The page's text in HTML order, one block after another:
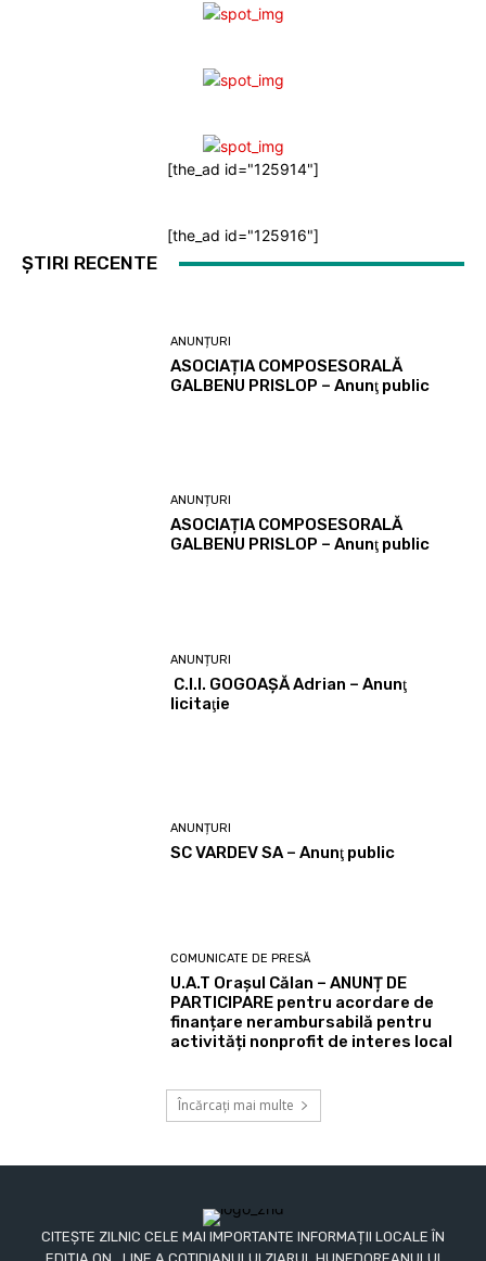
[the_ad id="125914"]
[the_ad id="125916"]
ȘTIRI RECENTE
ANUNȚURI
ASOCIAȚIA COMPOSESORALĂ
GALBENU PRISLOP – Anunţ public
ANUNȚURI
ASOCIAȚIA COMPOSESORALĂ
GALBENU PRISLOP – Anunţ public
ANUNȚURI
C.I.I. GOGOAŞĂ Adrian – Anunţ
licitaţie
ANUNȚURI
SC VARDEV SA – Anunţ public
COMUNICATE DE PRESĂ
U.A.T Orașul Călan – ANUNȚ DE
PARTICIPARE pentru acordare de
finanțare nerambursabilă pentru
activități nonprofit de interes local
Încărcați mai multe
CITEȘTE ZILNIC CELE MAI IMPORTANTE INFORMAȚII LOCALE ÎN